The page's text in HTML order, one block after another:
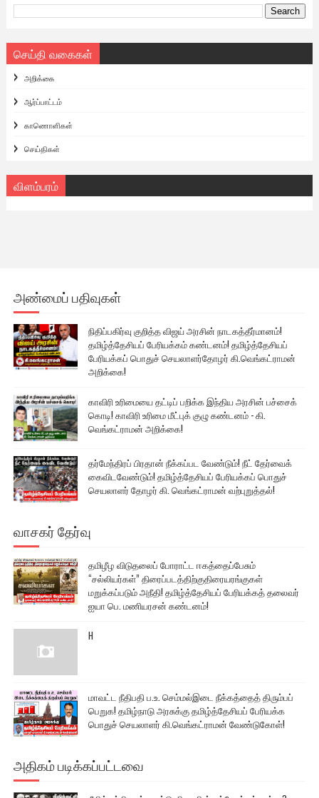
செய்தி வகைகள்
அறிக்கை
ஆர்ப்பாட்டம்
காணொளிகள்
செய்திகள்
விளம்பரம்
அண்மைப் பதிவுகள்
நிதிப்பகிர்வு குறித்த விஜய் அரசின் நாடகத்தீர்மானம்!
தமிழ்த்தேசியப் பேரியக்கம் கண்டனம்! தமிழ்த்தேசியப்
பேரியக்கப் பொதுச் செயலாளர்தோழர் கி.வெங்கட்ராமன்
அறிக்கை!
காவிரி உரிமையை தட்டிப் பறிக்க இந்திய அரசின் பச்சைக்
கொடி! காவிரி உரிமை மீட்புக் குழு கண்டனம் - கி.
வெங்கட்ராமன் அறிக்கை!
தர்மேந்திரப் பிரதான் நீக்கப்பட வேண்டும்! நீட் தேர்வைக்
கைவிடவேண்டும்! தமிழ்த்தேசியப் பேரியக்கப் பொதுச்
செயலாளர் தோழர் கி. வெங்கட்ராமன் வற்புறுத்தல்!
வாசகர் தேர்வு
தமிழீழ விடுதலைப் போராட்ட ஈகத்தைப்பேசும்
“சல்லியர்கள்” திரைப்படத்திற்குதிரையரங்குகள்
மறுக்கப்படும் அநீதி! தமிழ்த்தேசியப் பேரியக்கத் தலைவர்
ஐயா பெ. மணியரசன் கண்டனம்!
H
மாவட்ட நீதிபதி ப.உ. செம்மல்இடை நீக்கத்தைத் திரும்பப்
பெறுக! தமிழ்நாடு அரசுக்கு தமிழ்த்தேசியப் பேரியக்க
பொதுச் செயலாளர் கி.வெங்கட்ராமன் வேண்டுகோள்!
அதிகம் படிக்கப்பட்டவை